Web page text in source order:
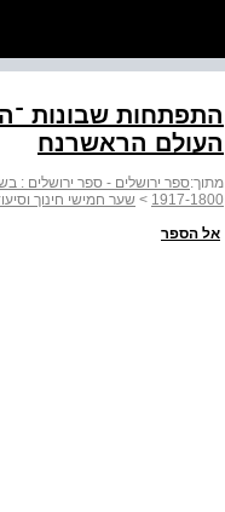
התפתחות שבונות
העולם הראשרנח
מתוך:ספר ירושלים - ספר ירושלים : בשלהי
1917-1800
> שער חמישי חינוך
אל הספר